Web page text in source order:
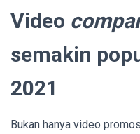
Video
semakin
2021
Bukan hanya video